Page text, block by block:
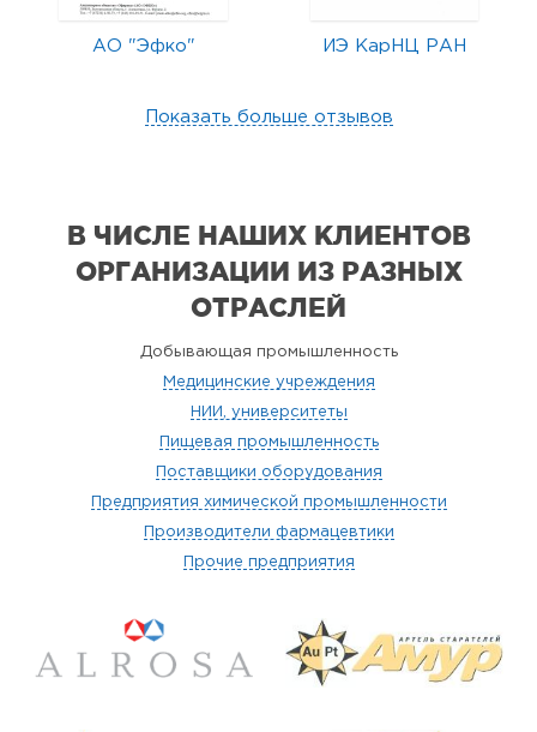
АО "Эфко" ИЭ КарНЦ РАН
Показать больше отзывов
В ЧИСЛЕ НАШИХ КЛИЕНТОВ
ОРГАНИЗАЦИИ ИЗ РАЗНЫХ
ОТРАСЛЕЙ
Добывающая промышленность
Медицинские учреждения
НИИ, университеты
Пищевая промышленность
Поставщики оборудования
Предприятия химической промышленности
Производители фармацевтики
Прочие предприятия